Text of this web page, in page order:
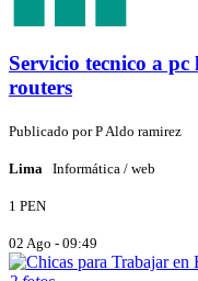
Servicio tecnico a
routers
Publicado porP Aldo ramirez
Lima Informática / web
1 PEN
02 Ago - 09:49